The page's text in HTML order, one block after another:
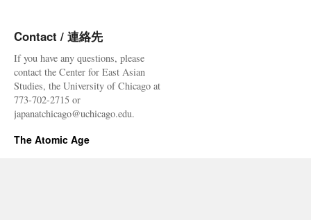
Contact / 連絡先
If you have any questions, please
contact the Center for East Asian
Studies, the University of Chicago at
773-702-2715 or
japanatchicago@uchicago.edu.
The Atomic Age